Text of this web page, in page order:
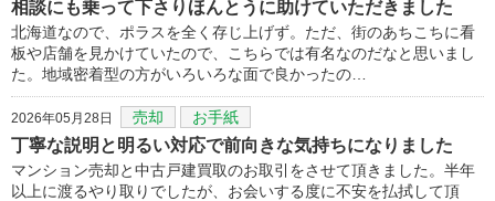
相談にも乗って下さりほんとうに助けていただきました
北海道なので、ポラスを全く存じ上げず。ただ、街のあちこちに看
板や店舗を見かけていたので、こちらでは有名なのだなと思いまし
た。地域密着型の方がいろいろな面で良かったの…
2026年05月28日 売却 お手紙
丁寧な説明と明るい対応で前向きな気持ちになりました
マンション売却と中古戸建買取のお取引をさせて頂きました。半年
以上に渡るやり取りでしたが、お会いする度に不安を払拭して頂